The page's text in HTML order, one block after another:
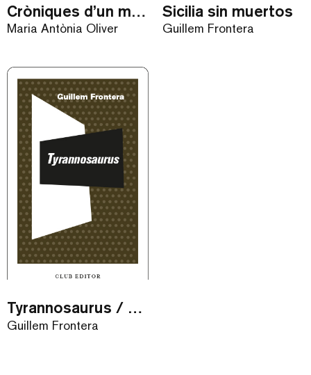
Cròniques d’un mig estiu
Maria Antònia Oliver
Sicilia sin muertos
Guillem Frontera
Tyrannosaurus / eBook
Guillem Frontera